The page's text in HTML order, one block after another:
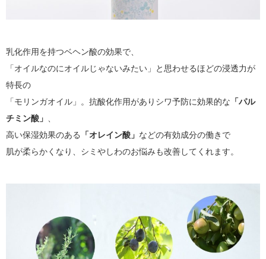
乳化作用を持つベヘン酸の効果で、
「オイルなのにオイルじゃないみたい」と思わせるほどの浸透力が
特長の
「モリンガオイル」。抗酸化作用がありシワ予防に効果的な 「パル
チミン酸」
高い保湿効果のある
「オレイン酸」 などの有効成分の働きで
肌が柔らかくなり、シミやしわのお悩みも改善してくれます。